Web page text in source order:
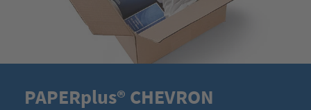
PAPERplus® CHEVRON